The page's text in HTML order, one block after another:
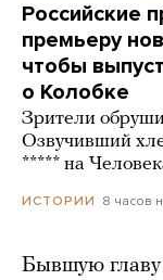
Российские
премьеру
чтобы
о Колобке
Зрители
Озвучивший
***** на
ИСТОРИИ 8 часов
Бывшую